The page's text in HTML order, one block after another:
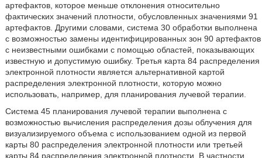
артефактов, которое меньше отклонения относительно
фактических значений плотности, обусловленных значениями 91
артефактов. Другими словами, система 30 обработки выполнена
с возможностью замены идентифицированных зон 90 артефактов
с неизвестными ошибками с помощью областей, показывающих
известную и допустимую ошибку. Третья карта 84 распределения
электронной плотности является альтернативной картой
распределения электронной плотности, которую можно
использовать, например, для планирования лучевой терапии.
Система 45 планирования лучевой терапии выполнена с
возможностью вычисления распределения дозы облучения для
визуализируемого объема с использованием одной из первой
карты 80 распределения электронной плотности или третьей
карты 84 распределения электронной плотности. В частности,